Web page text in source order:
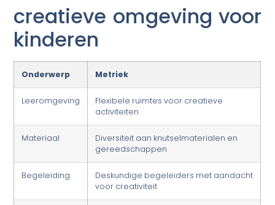
creatieve omgeving voor
kinderen
Onderwerp Metriek
Leeromgeving
Flexibele ruimtes voor creatieve
activiteiten
Materiaal
Diversiteit aan knutselmaterialen en
gereedschappen
Begeleiding
Deskundige begeleiders met aandacht
voor creativiteit